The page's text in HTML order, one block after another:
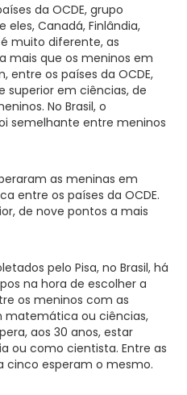
da OCDE, grupo
Canadá, Finlândia,
é muito diferente, as
mais que os meninos em
entre os países da OCDE,
em ciências, de
No Brasil, o
semelhante entre meninos
as meninas em
entre os países da OCDE.
de nove pontos a mais
pelo Pisa, no Brasil, há
na hora de escolher a
os meninos com as
matemática ou ciências,
aos 30 anos, estar
ou como cientista. Entre as
cinco esperam o mesmo.